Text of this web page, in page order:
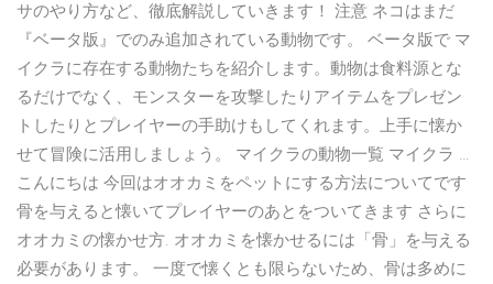
サのやり方など、徹底解説していきます！ 注意 ネコはまだ
『ベータ版』でのみ追加されている動物です。 ベータ版で マ
イクラに存在する動物たちを紹介します。動物は食料源とな
るだけでなく、モンスターを攻撃したりアイテムをプレゼン
トしたりとプレイヤーの手助けもしてくれます。上手に懐か
せて冒険に活用しましょう。 マイクラの動物一覧 マイクラ …
こんにちは 今回はオオカミをペットにする方法についてです
骨を与えると懐いてプレイヤーのあとをついてきます さらに
オオカミの懐かせ方. オオカミを懐かせるには「骨」を与える
必要があります。 一度で懐くとも限らないため、骨は多めに